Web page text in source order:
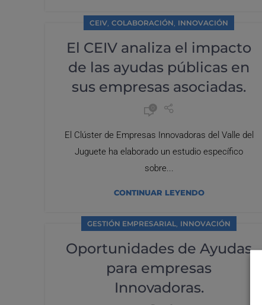
CEIV, COLABORACIÓN, INNOVACIÓN
El CEIV analiza el impacto
de las ayudas públicas en
sus empresas asociadas.
El Clúster de Empresas Innovadoras del Valle del
Juguete ha elaborado un estudio específico
sobre...
CONTINUAR LEYENDO
GESTIÓN EMPRESARIAL, INNOVACIÓN
Oportunidades de Ayudas
para empresas
Innovadoras.